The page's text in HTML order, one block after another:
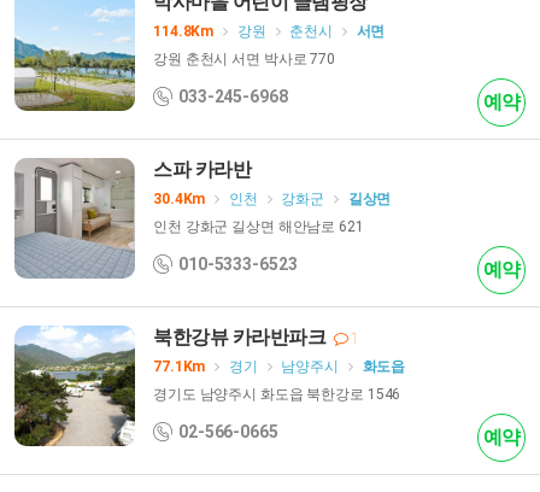
114.8Km 강원 춘천시
서면
강원 춘천시 서면 박사로 770
033-245-6968 예약
스파 카라반
30.4Km 인천 강화군
길상면
인천 강화군 길상면 해안남로 621
010-5333-6523 예약
북한강뷰 카라반파크
1
77.1Km
경기 남양주시
화도읍
경기도 남양주시 화도읍 북한강로 1546
02-566-0665 예약